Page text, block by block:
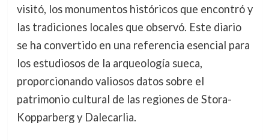
visitó, los monumentos históricos que encontró y
las tradiciones locales que observó. Este diario
se ha convertido en una referencia esencial para
los estudiosos de la arqueología sueca,
proporcionando valiosos datos sobre el
patrimonio cultural de las regiones de Stora-
Kopparberg y Dalecarlia.